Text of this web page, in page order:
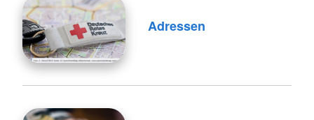
Adressen